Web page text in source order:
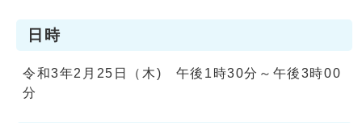
日時
令和3年2月25日（木) 午後1時30分～午後3時00
分